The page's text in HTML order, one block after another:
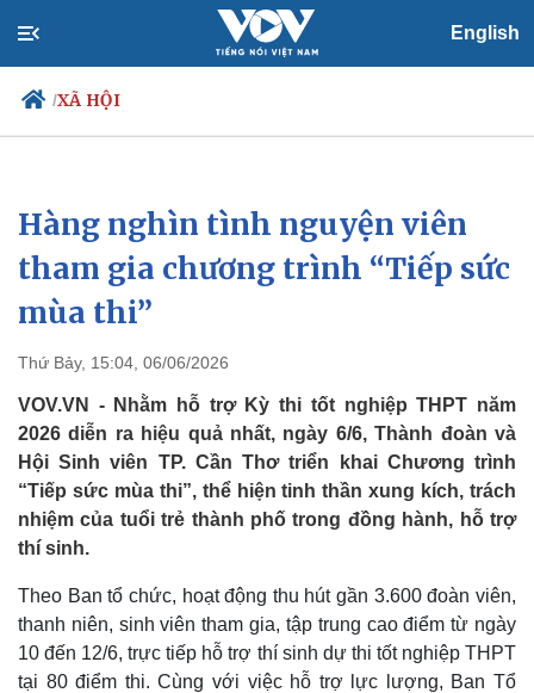
English
/XÃ HỘI
Chính trị
Đảng
Tổ chức nhân sự
Quốc hội
Xã hội
Tin 24h
Dự báo thời tiết
Hàng nghìn tình nguyện viên
tham gia chương trình “Tiếp sức
mùa thi”
Thứ Bảy, 15:04, 06/06/2026
VOV.VN - Nhằm hỗ trợ Kỳ thi tốt nghiệp THPT năm
2026 diễn ra hiệu quả nhất, ngày 6/6, Thành đoàn và
Hội Sinh viên TP. Cần Thơ triển khai Chương trình
“Tiếp sức mùa thi”, thể hiện tinh thần xung kích, trách
nhiệm của tuổi trẻ thành phố trong đồng hành, hỗ trợ
thí sinh.
Theo Ban tổ chức, hoạt động thu hút gần 3.600 đoàn viên,
thanh niên, sinh viên tham gia, tập trung cao điểm từ ngày
10 đến 12/6, trực tiếp hỗ trợ thí sinh dự thi tốt nghiệp THPT
tại 80 điểm thi. Cùng với việc hỗ trợ lực lượng, Ban Tổ